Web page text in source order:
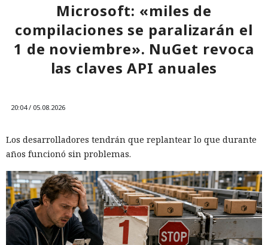
Microsoft: «miles de
compilaciones se paralizarán el
1 de noviembre». NuGet revoca
las claves API anuales
20:04 / 05.08.2026
Los desarrolladores tendrán que replantear lo que durante
años funcionó sin problemas.